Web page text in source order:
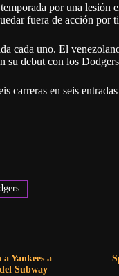
por una
fuera de acción por
cada uno. El
su debut con los
carreras en seis
Yankees a
Subway